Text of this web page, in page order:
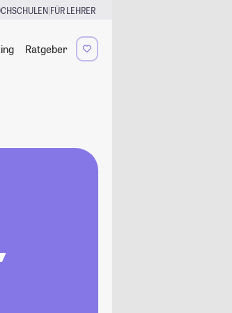
|FÜR LEHRER
Ratgeber